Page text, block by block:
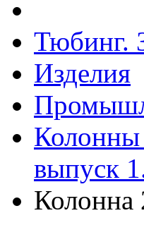
Тюбинг.
Изделия
Колонны
выпуск